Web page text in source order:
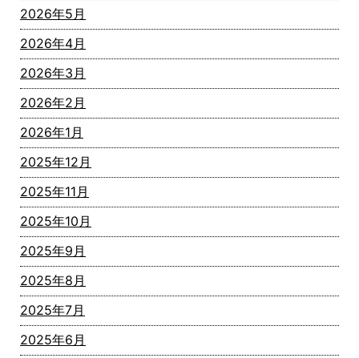
2026年5月
2026年4月
2026年3月
2026年2月
2026年1月
2025年12月
2025年11月
2025年10月
2025年9月
2025年8月
2025年7月
2025年6月